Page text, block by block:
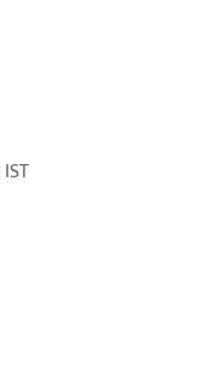
IST